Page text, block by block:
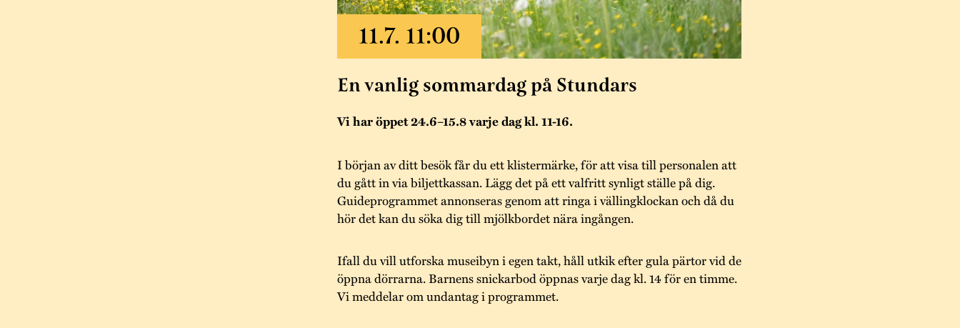
En vanlig sommardag på Stundars
Vi har öppet 24.6–15.8 varje dag kl. 11-16.
I början av ditt besök får du ett klistermärke, för att visa till personalen att
du gått in via biljettkassan. Lägg det på ett valfritt synligt ställe på dig.
Guideprogrammet annonseras genom att ringa i vällingklockan och då du
hör det kan du söka dig till mjölkbordet nära ingången.
Ifall du vill utforska museibyn i egen takt, håll utkik efter gula pärtor vid de
öppna dörrarna. Barnens snickarbod öppnas varje dag kl. 14 för en timme.
Vi meddelar om undantag i programmet.